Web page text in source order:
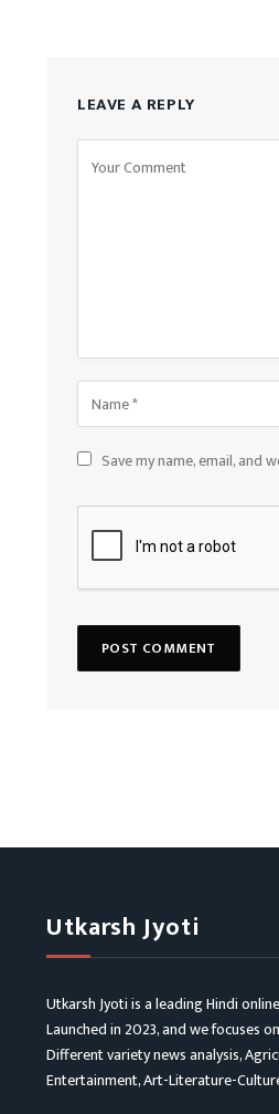
LEAVE A REPLY
Save my name, email, and
Utkarsh Jyoti
Utkarsh Jyoti is a leading Hindi
Launched in 2023, and we focuses
Different variety news analysis,
Entertainment, Art-Literature-